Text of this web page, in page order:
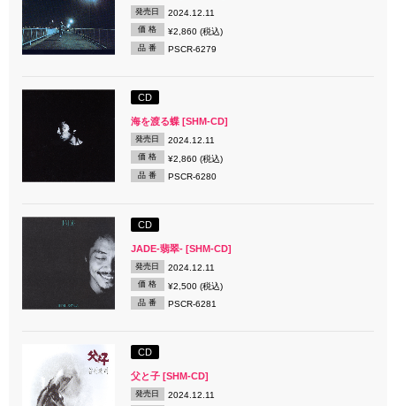
発売日 2024.12.11
価 格 ¥2,860 (税込)
品 番 PSCR-6279
CD
海を渡る蝶 [SHM-CD]
発売日 2024.12.11
価 格 ¥2,860 (税込)
品 番 PSCR-6280
CD
JADE-翡翠- [SHM-CD]
発売日 2024.12.11
価 格 ¥2,500 (税込)
品 番 PSCR-6281
CD
父と子 [SHM-CD]
発売日 2024.12.11